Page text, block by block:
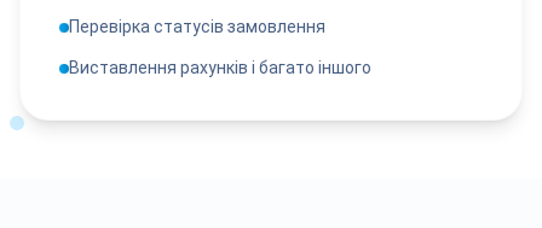
Перевірка статусів замовлення
Виставлення рахунків і багато іншого